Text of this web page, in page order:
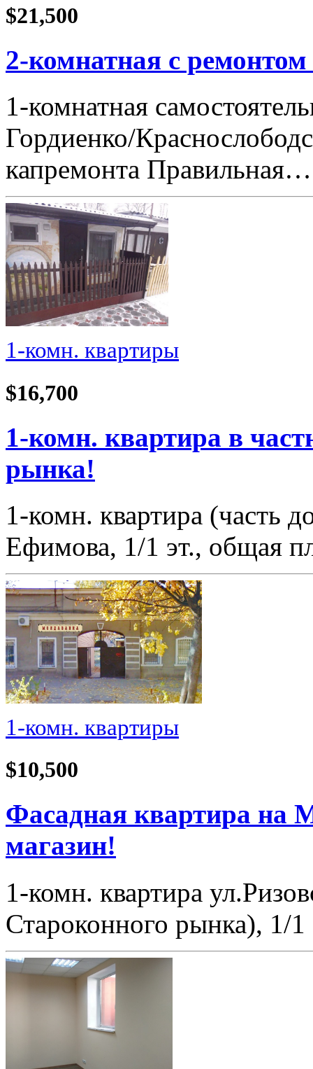
$21,500
2-комнатная с
1-комнатная
Гордиенко/
капремонта Правильная…
1-комн. квартиры
$16,700
1-комн. квартира в
рынка!
1-комн. квартира (часть
Ефимова, 1/1 эт., общая
1-комн. квартиры
$10,500
Фасадная квартира на
магазин!
1-комн. квартира
Староконного рынка), 1/